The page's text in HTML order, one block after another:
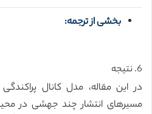
بخشی از ترجمه:
6. نتیجه
در این مقاله، مدل کانال
مسیرهای انتشار چند جهشی در